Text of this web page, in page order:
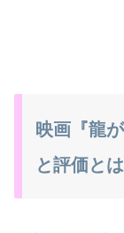
映画『龍
と評価と